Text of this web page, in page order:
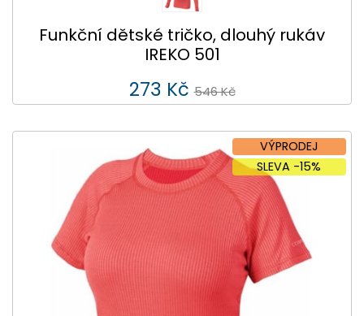
Funkční dětské tričko, dlouhý rukáv
IREKO 501
273 Kč 546 Kč
VÝPRODEJ
SLEVA -15%